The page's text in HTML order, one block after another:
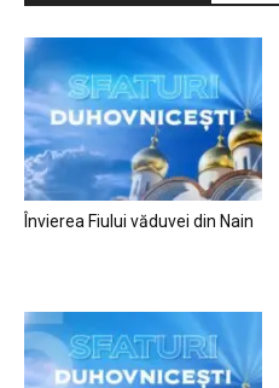
Învierea Fiului văduvei din Nain